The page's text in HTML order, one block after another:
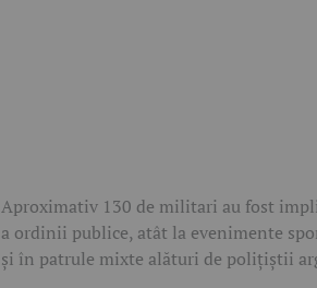
Aproximativ 130 de militari au fost
a ordinii publice, atât la evenimente
și în patrule mixte alături de polițiștii